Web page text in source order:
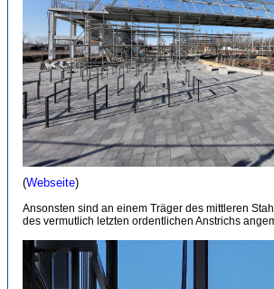
(Webseite)
Ansonsten sind an einem Träger des mittleren
des vermutlich letzten ordentlichen Anstrichs